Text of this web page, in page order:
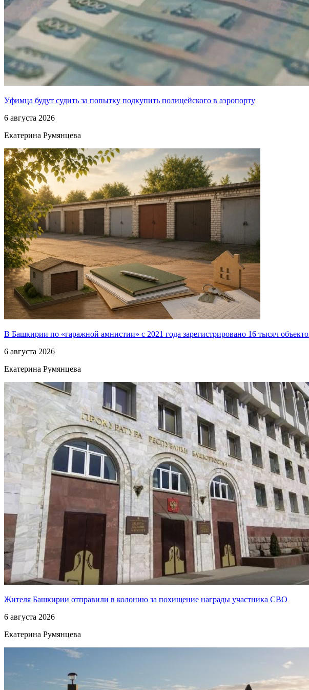
Уфимца будут судить за попытку подкупить полицейского в аэропорту
6 августа 2026
Екатерина Румянцева
В Башкирии по «гаражной амнистии» с 2021 года зарегистрировано 16 тысяч
6 августа 2026
Екатерина Румянцева
Жителя Башкирии отправили в колонию за похищение награды участника СВО
6 августа 2026
Екатерина Румянцева